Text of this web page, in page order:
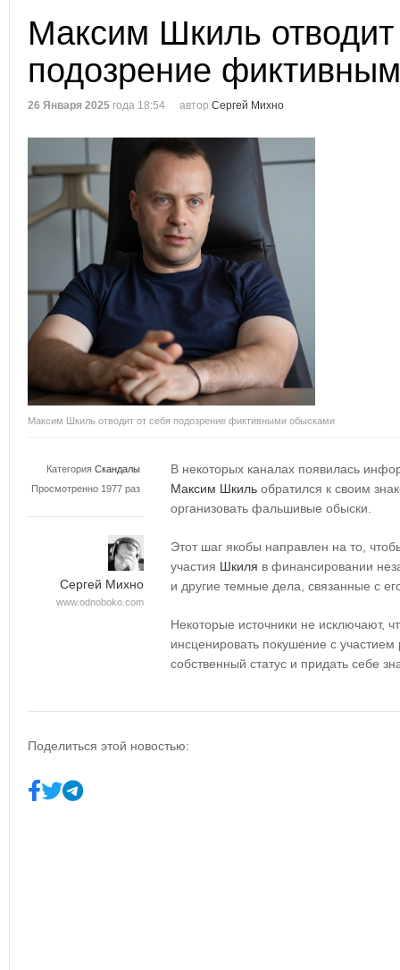
Максим Шкиль отводит
подозрение
26 Января 2025 года 18:54 автор Сергей Михно
Максим Шкиль отводит от себя подозрение фиктивными обысками
Категория Скандалы
Просмотренно 1977 раз
Сергей Михно
www.odnoboko.com
В некоторых каналах появилась
Максим Шкиль обратился к своим
организовать фальшивые обыски.
Этот шаг якобы направлен на то,
участия Шкиля в финансировании
и другие темные дела, связанные с
Некоторые источники не исключают,
инсценировать покушение с участием
собственный статус и придать себе
Поделиться этой новостью: